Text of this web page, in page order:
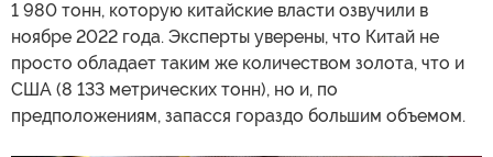
1 980 тонн, которую китайские власти озвучили в
ноябре 2022 года. Эксперты уверены, что Китай не
просто обладает таким же количеством золота, что и
США (8 133 метрических тонн), но и, по
предположениям, запасся гораздо большим объемом.